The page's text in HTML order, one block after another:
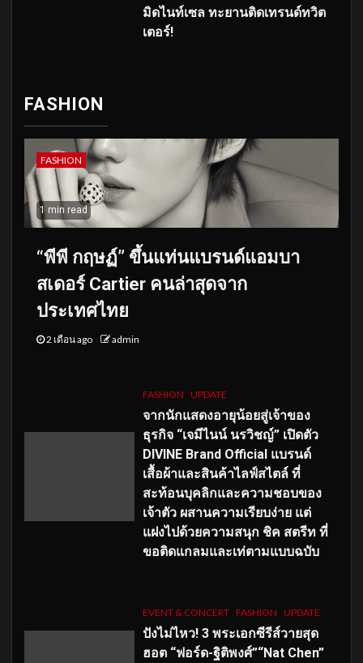
มิดไนท์เซล ทะยานติดเทรนด์ทวิต
เตอร์!
FASHION
FASHION
1 min read
“พีพี กฤษฏ์” ขึ้นแท่นแบรนด์แอมบา
สเดอร์ Cartier คนล่าสุดจาก
ประเทศไทย
2 เดือน ago admin
FASHION UPDATE
จากนักแสดงอายุน้อยสู่เจ้าของ
ธุรกิจ “เจมีไนน์ นรวิชญ์” เปิดตัว
DIVINE Brand Official แบรนด์
เสื้อผ้าและสินค้าไลฟ์สไตล์ ที่
สะท้อนบุคลิกและความชอบของ
เจ้าตัว ผสานความเรียบง่าย แต่
แฝงไปด้วยความสนุก ชิค สตรีท ที่
ขอติดแกลมและเท่ตามแบบฉบับ
EVENT & CONCERT FASHION UPDATE
ปังไม่ไหว! 3 พระเอกซีรีส์วายสุด
ฮอต “ฟอร์ด-ฐิติพงศ์”“Nat Chen”